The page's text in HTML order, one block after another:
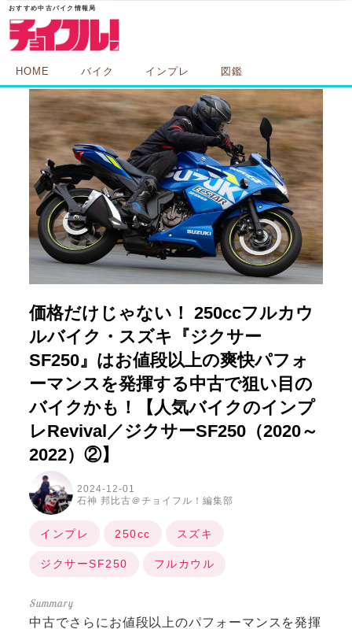
HOME バイク インプレ 図鑑
価格だけじゃない！ 250ccフルカウ
ルバイク・スズキ『ジクサー
SF250』はお値段以上の爽快パフォ
ーマンスを発揮する中古で狙い目の
バイクかも！【人気バイクのインプ
レRevival／ジクサーSF250（2020～
2022）②】
2024-12-01
石神 邦比古＠チョイフル！編集部
インプレ 250cc スズキ
ジクサーSF250 フルカウル
中古でさらにお値段以上のパフォーマンスを発揮